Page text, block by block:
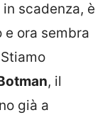
scadenza, è
ora sembra
, il
già a